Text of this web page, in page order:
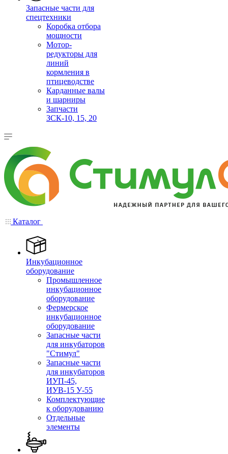
Запасные части для
спецтехники
Коробка отбора
мощности
Мотор-
редукторы для
линий
кормления в
птицеводстве
Карданные валы
и шарниры
Запчасти
ЗСК-10, 15, 20
Каталог
Инкубационное
оборудование
Промышленное
инкубационное
оборудование
Фермерское
инкубационное
оборудование
Запасные части
для инкубаторов
"Стимул"
Запасные части
для инкубаторов
ИУП-45,
ИУВ-15 У-55
Комплектующие
к оборудованию
Отдельные
элементы